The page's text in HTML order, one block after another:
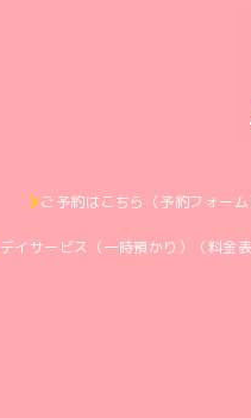
ご予約はこちら（予約フォー
デイサービス（一時預かり）（料金表